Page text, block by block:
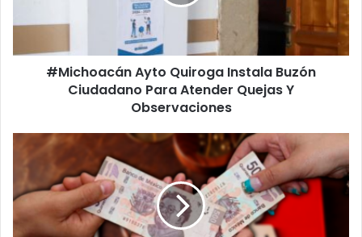
Quejas
Observaciones
#Michoacán Ayto Quiroga Instala Buzón
Ciudadano Para Atender Quejas Y
Observaciones
#Michoacán
Apañan
Deudor
Alimentario
Luego